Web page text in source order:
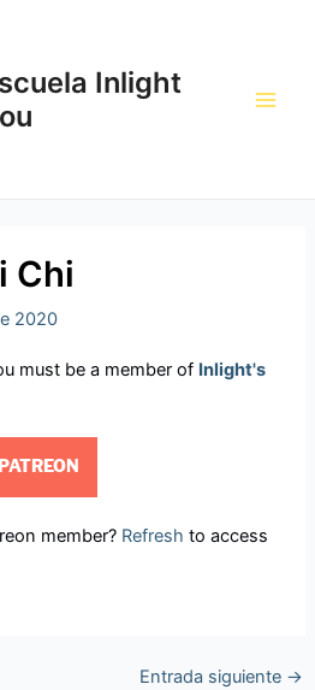
Inlight
Chi
2020
must be a member of Inlight's
member? Refresh to access
Entrada siguiente →